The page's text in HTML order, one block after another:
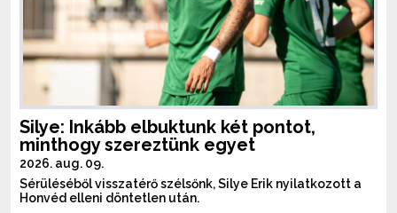
Silye: Inkább elbuktunk két pontot,
minthogy szereztünk egyet
2026. aug. 09.
Sérüléséből visszatérő szélsőnk, Silye Erik nyilatkozott a
Honvéd elleni döntetlen után.